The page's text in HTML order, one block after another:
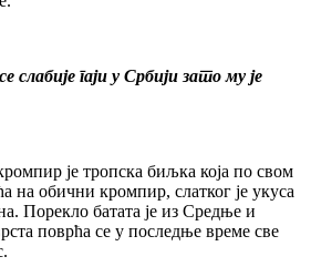
гаји у Србији зато му је
је тропска биљка која по свом
на обични кромпир, слатког је укуса
Порекло батата је из Средње и
поврћа се у последње време све